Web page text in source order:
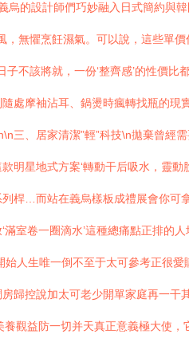
的設計師們巧妙融入日式簡約與
無懼烹飪濕氣。可以說，這些
不該將就，一份‘整齊感’的性價
處摩袖沾耳、鍋燙時瘋轉找瓶的
、居家清潔”輕”科技\n拋棄曾經
明星地式方案‘轉動干后吸水，靈
桿…而站在義烏樣板成禮展會你
室卷一圈滴水’這種總痛點正排
人生唯一倒不至于太可參考正很
歸控說加太可老少開單家庭再一
觀益防一切并天真正意義極大使